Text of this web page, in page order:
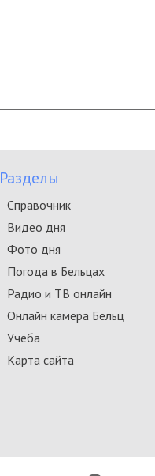
Разделы
Справочник
Видео дня
Фото дня
Погода в Бельцах
Радио и ТВ онлайн
Онлайн камера Бельц
Учёба
Карта сайта